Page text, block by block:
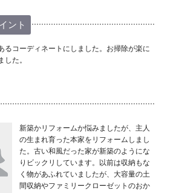
ント
るコーディネートにしました。お掃除が楽に
た。
新築かリフォームか悩みましたが、主人
の生まれ育った本家をリフォームしまし
た。古い和風だった家が新築のようにな
りビックリしています。以前は収納もな
く物があふれていましたが、大容量の土
間収納やファミリークローゼットのおか